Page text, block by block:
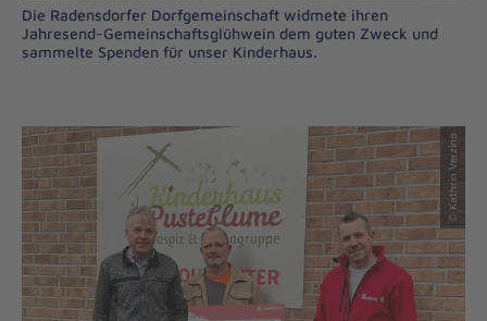
Die Radensdorfer Dorfgemeinschaft widmete ihren
Jahresend-Gemeinschaftsglühwein dem guten Zweck und
sammelte Spenden für unser Kinderhaus.
© Kathrin Verzino